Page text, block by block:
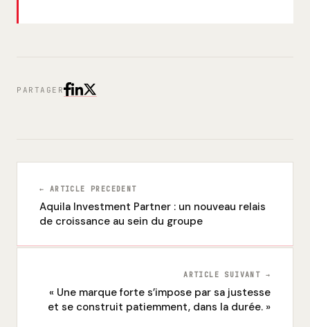
PARTAGER
← ARTICLE PRECEDENT
Aquila Investment Partner : un nouveau relais
de croissance au sein du groupe
ARTICLE SUIVANT →
« Une marque forte s’impose par sa justesse
et se construit patiemment, dans la durée. »